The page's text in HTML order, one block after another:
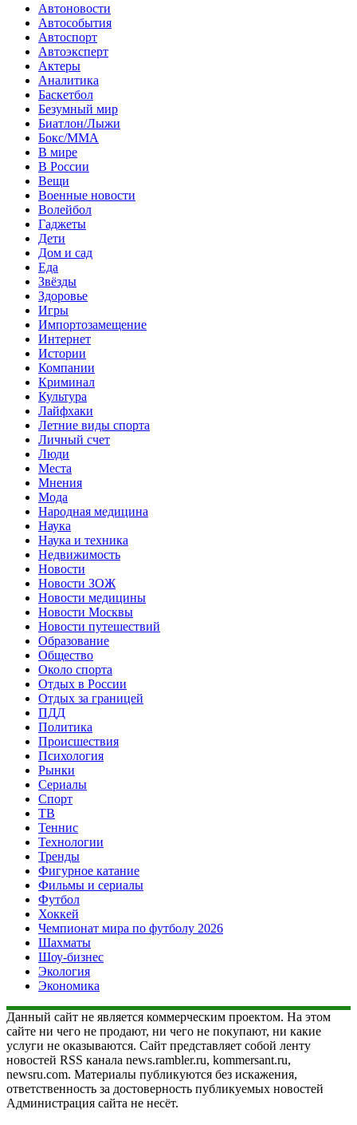
Автоновости
Автособытия
Автоспорт
Автоэксперт
Актеры
Аналитика
Баскетбол
Безумный мир
Биатлон/Лыжи
Бокс/MMA
В мире
В России
Вещи
Военные новости
Волейбол
Гаджеты
Дети
Дом и сад
Еда
Звёзды
Здоровье
Игры
Импортозамещение
Интернет
Истории
Компании
Криминал
Культура
Лайфхаки
Летние виды спорта
Личный счет
Люди
Места
Мнения
Мода
Народная медицина
Наука
Наука и техника
Недвижимость
Новости
Новости ЗОЖ
Новости медицины
Новости Москвы
Новости путешествий
Образование
Общество
Около спорта
Отдых в России
Отдых за границей
ПДД
Политика
Происшествия
Психология
Рынки
Сериалы
Спорт
ТВ
Теннис
Технологии
Тренды
Фигурное катание
Фильмы и сериалы
Футбол
Хоккей
Чемпионат мира по футболу 2026
Шахматы
Шоу-бизнес
Экология
Экономика
Данный сайт не является коммерческим проектом. На этом
сайте ни чего не продают, ни чего не покупают, ни какие
услуги не оказываются. Сайт представляет собой ленту
новостей RSS канала news.rambler.ru, kommersant.ru,
newsru.com. Материалы публикуются без искажения,
ответственность за достоверность публикуемых новостей
Администрация сайта не несёт.